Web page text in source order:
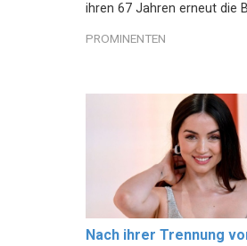
ihren 67 Jahren erneut die
PROMINENTEN
Nach ihrer Trennung